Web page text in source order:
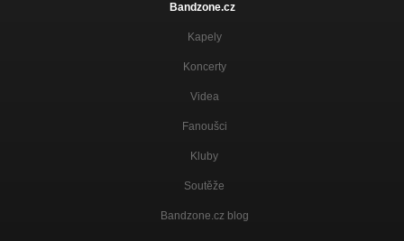
Bandzone.cz
Kapely
Koncerty
Videa
Fanoušci
Kluby
Soutěže
Bandzone.cz blog